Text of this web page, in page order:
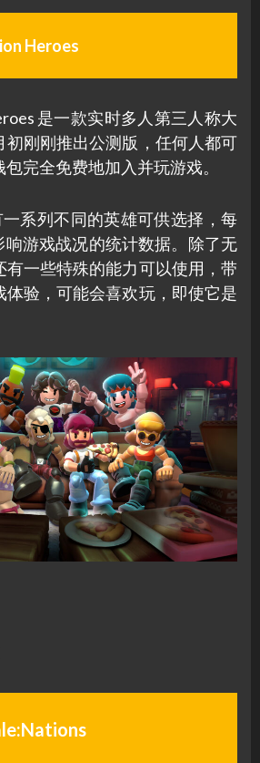
Heroes
是一款实时多人第三人称大
初刚刚推出公测版，任何人都可
完全免费地加入并玩游戏。
系列不同的英雄可供选择，每
响游戏战况的统计数据。除了无
有一些特殊的能力可以使用，带
体验，可能会喜欢玩，即使它是